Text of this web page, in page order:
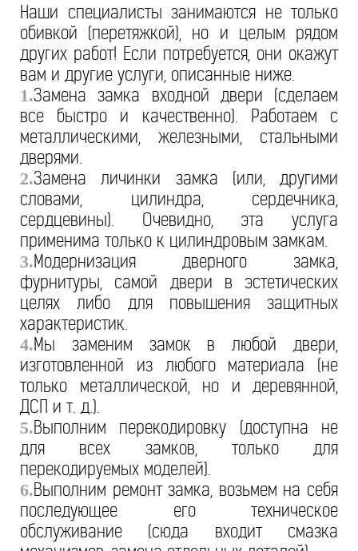
Наши специалисты занимаются не только
обивкой (перетяжкой), но и целым рядом
других работ! Если потребуется, они окажут
вам и другие услуги, описанные ниже.
1.Замена замка входной двери (сделаем
все быстро и качественно). Работаем с
металлическими, железными, стальными
дверями.
2.Замена личинки замка (или, другими
словами, цилиндра, сердечника,
сердцевины). Очевидно, эта услуга
применима только к цилиндровым замкам.
3.Модернизация дверного замка,
фурнитуры, самой двери в эстетических
целях либо для повышения защитных
характеристик.
4.Мы заменим замок в любой двери,
изготовленной из любого материала (не
только металлической, но и деревянной,
ДСП и т. д.).
5.Выполним перекодировку (доступна не
для всех замков, только для
перекодируемых моделей).
6.Выполним ремонт замка, возьмем на себя
последующее его техническое
обслуживание (сюда входит смазка